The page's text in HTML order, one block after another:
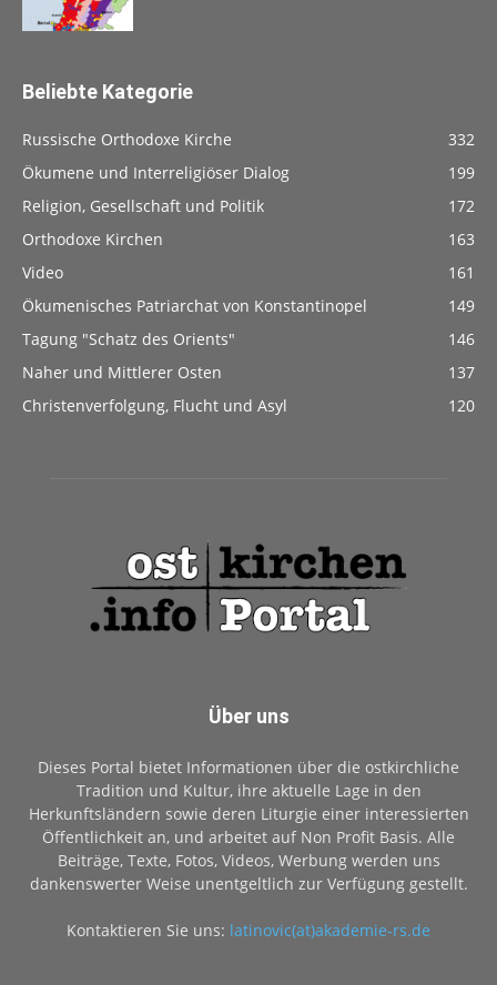
Beliebte Kategorie
Russische Orthodoxe Kirche
332
Ökumene und Interreligiöser Dialog
199
Religion, Gesellschaft und Politik
172
Orthodoxe Kirchen
163
Video
161
Ökumenisches Patriarchat von Konstantinopel
149
Tagung "Schatz des Orients"
146
Naher und Mittlerer Osten
137
Christenverfolgung, Flucht und Asyl
120
Über uns
Dieses Portal bietet Informationen über die ostkirchliche
Tradition und Kultur, ihre aktuelle Lage in den
Herkunftsländern sowie deren Liturgie einer interessierten
Öffentlichkeit an, und arbeitet auf Non Profit Basis. Alle
Beiträge, Texte, Fotos, Videos, Werbung werden uns
dankenswerter Weise unentgeltlich zur Verfügung gestellt.
Kontaktieren Sie uns: latinovic(at)akademie-rs.de